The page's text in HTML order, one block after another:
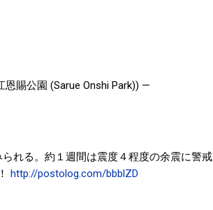
賜公園 (Sarue Onshi Park)) —
れる。約１週間は震度４程度の余震に警戒
http://postolog.com/bbblZD